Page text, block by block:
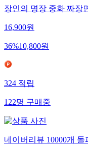
장인의 명장 중화 짜장
16,900원
36%10,800원
324적립
122명구매중
네이버리뷰 10000개